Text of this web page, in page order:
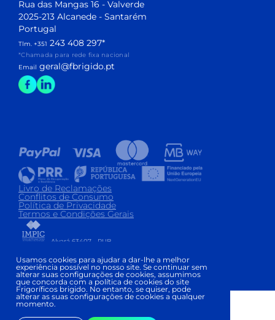
Rua das Mangas 16 - Valverde
2025-213 Alcanede - Santarém
Portugal
Tlm. +351 243 408 297*
*Chamada para rede fixa nacional
Email geral@fbrigido.pt
Livro de Reclamações
Conflitos de Consumo
Política de Privacidade
Termos e Condições Gerais
Alvará 63407 - PUB
Copyright © FRIGORÍFICOS BRIGIDO 2026 |
Development and Design:
Usamos cookies para ajudar a dar-lhe a melhor
experiência possível no nosso site. Se continuar sem
alterar suas configurações de cookies, assumimos
que concorda com a política de cookies do site
Frigoríficos brigido. No entanto, se quiser, pode
alterar as suas configurações de cookies a qualquer
momento.